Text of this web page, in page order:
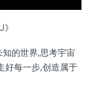
的世界,思考宇宙
好每一步,创造属于